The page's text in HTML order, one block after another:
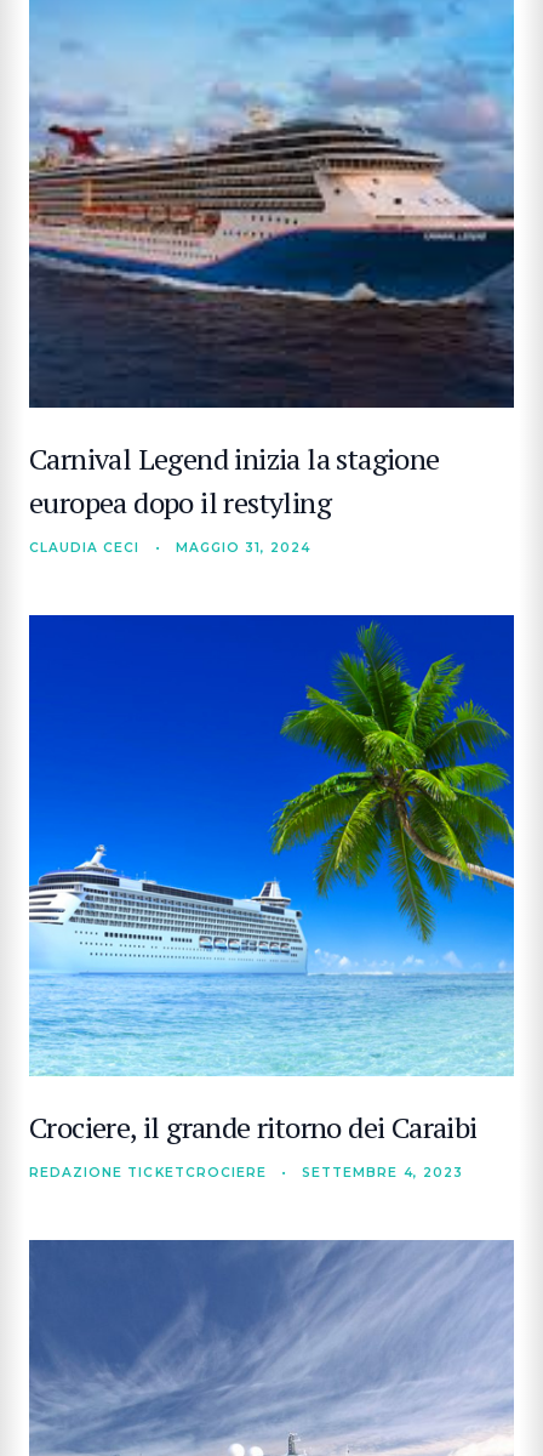
CERCA
Carnival Legend inizia la stagione
europea dopo il restyling
CLAUDIA CECI • MAGGIO 31, 2024
Crociere, il grande ritorno dei Caraibi
REDAZIONE TICKETCROCIERE • SETTEMBRE 4, 2023